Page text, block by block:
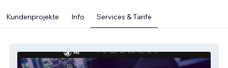
Kundenprojekte Info Services & Tarife